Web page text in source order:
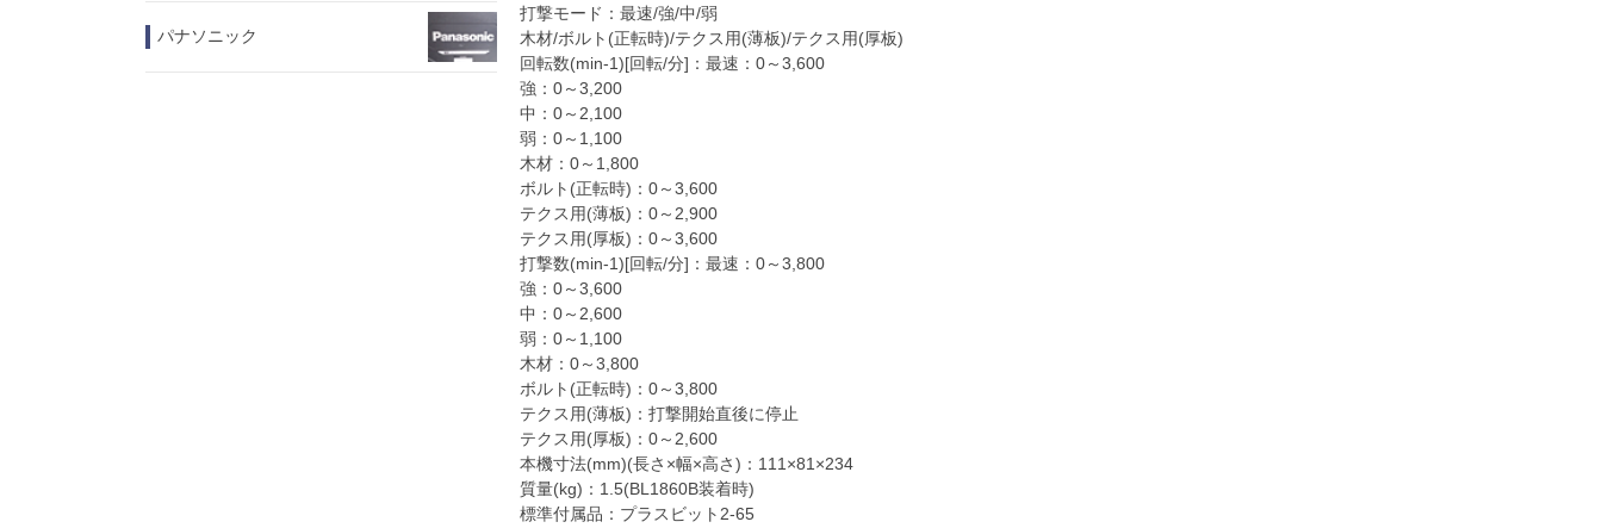
パナソニック
打撃モード：最速/強/中/弱
木材/ボルト(正転時)/テクス用(薄板)/テクス用(厚板)
回転数(min-1)[回転/分]：最速：0～3,600
強：0～3,200
中：0～2,100
弱：0～1,100
木材：0～1,800
ボルト(正転時)：0～3,600
テクス用(薄板)：0～2,900
テクス用(厚板)：0～3,600
打撃数(min-1)[回転/分]：最速：0～3,800
強：0～3,600
中：0～2,600
弱：0～1,100
木材：0～3,800
ボルト(正転時)：0～3,800
テクス用(薄板)：打撃開始直後に停止
テクス用(厚板)：0～2,600
本機寸法(mm)(長さ×幅×高さ)：111×81×234
質量(kg)：1.5(BL1860B装着時)
標準付属品：プラスビット2-65